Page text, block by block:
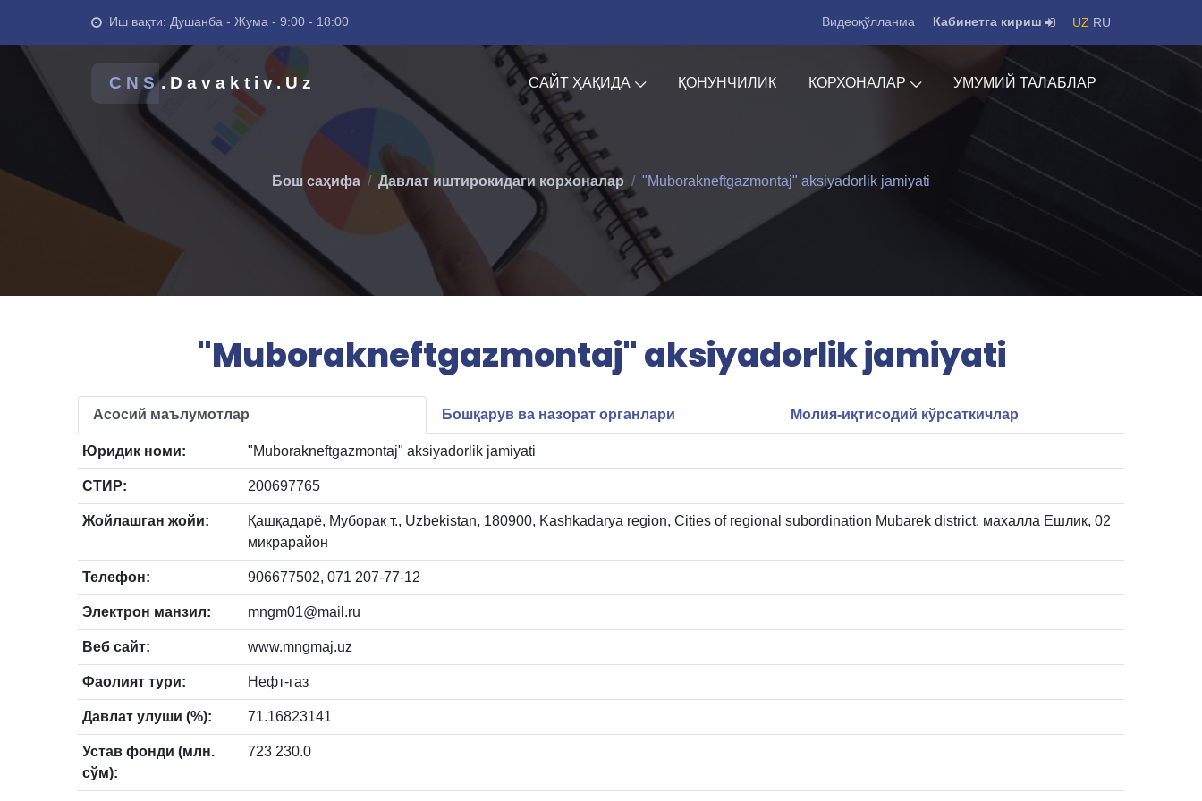
Иш вақти: Душанба - Жума - 9:00 - 18:00 Видеоқўлланма Кабинетга кириш UZ RU
CNS.Davaktiv.Uz САЙТ ҲАҚИДА ҚОНУНЧИЛИК КОРХОНАЛАР УМУМИЙ ТАЛАБЛАР
Бош саҳифа Давлат иштирокидаги корхоналар "Muborakneftgazmontaj" aksiyadorlik jamiyati
"Muborakneftgazmontaj" aksiyadorlik jamiyati
Асосий маълумотлар Бошқарув ва назорат органлари Молия-иқтисодий кўрсаткичлар
Юридик номи: "Muborakneftgazmontaj" aksiyadorlik jamiyati
СТИР: 200697765
Жойлашган жойи:
Қашқадарё, Муборак т., Uzbekistan, 180900, Kashkadarya region, Cities of regional subordination Mubarek district, махалла Ешлик, 02
микрарайон
Телефон: 906677502, 071 207-77-12
Электрон манзил: mngm01@mail.ru
Веб сайт: www.mngmaj.uz
Фаолият тури: Нефт-газ
Давлат улуши (%): 71.16823141
Устав фонди (млн.
сўм):
723 230.0